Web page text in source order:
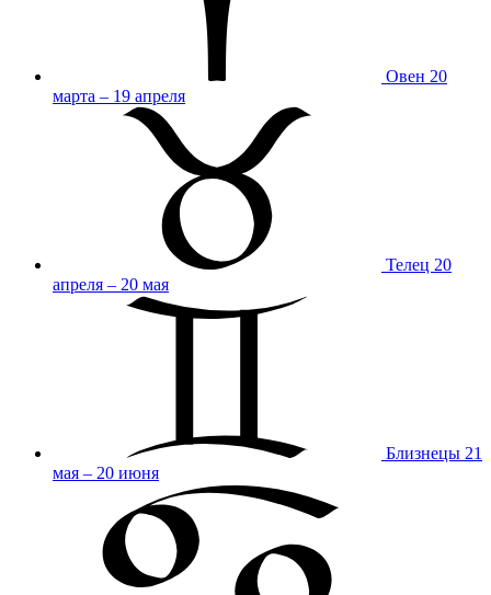
Овен 20
марта – 19 апреля
Телец 20
апреля – 20 мая
Близнецы 21
мая – 20 июня